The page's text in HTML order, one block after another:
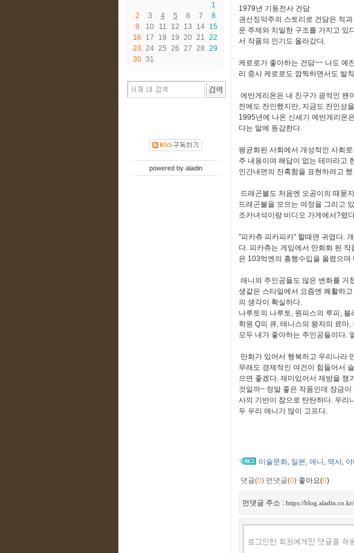
1
2
3 4 5 6 7
8
9
10 11 12 13 14 15
16
17 18 19 20 21 22
23 24 25 26 27 28 29
30 31
powered by aladin
1979년 기동전사 건담
권선징악주의 스토리로 건담은 적
운 주제와 치밀한 구조를 가지고 있
서 작품의 인기도 올라갔다.
케로로가 좋아하는 건담~~ 나도 예
리 중사 케로로도 깜찍하면서도 발
에반게리온은 내 친구가 광적인 팬
전에도 잔인했지만, 지금도 잔인성
1995년에 나온 신세기 에반게리온
다는 말에 동감한다.
평균화된 사회에서 개성적인 사회
주 내용이며 해답이 없는 테마라고
인간내면의 잔혹함을 표현하려고
드래곤볼도 처음엔 오공이의 때묻
드래곤볼을 모으는 여정을 그리고
조카녀석이랑 비디오 가게에서?렸
"피카츄 피카피카" 할때면 귀엽다.
다. 피카츄는 게임에서 만화화 된
은 103억엔의 흥행수입을 올렸으
애니의 주인공들도 많은 변화를 거
생같은 스타일에서 요즘엔 쾌활하
의 생각이 확실하다.
나루토의 나루토, 원피스의 루피,
학원 Q의 큐, 테니스의 왕자의 료마
모두 내가 좋아하는 주인공들이다.
만화가 있어서 행복하고 우리나라
무래도 경제적인 여건이 힘들어서
으면 좋겠다. 재미있어서 재방을 챙
것일까~ 정말 좋은 작품인데 장금
사의 기반이 참으로 탄탄하다. 우리
두 우리 애니가 많이 고프다.
미술문화, 일본, 애니 , 역사,
댓글(0) 먼댓글(0) 좋아요(0)
먼댓글 주소 : https://